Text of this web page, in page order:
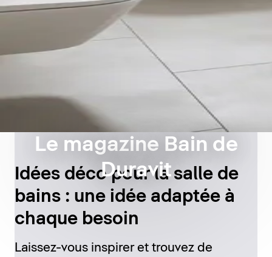
Le magazine Bain de
Duravit
Idées déco pour la salle de
bains : une idée adaptée à
chaque besoin
Laissez-vous inspirer et trouvez de